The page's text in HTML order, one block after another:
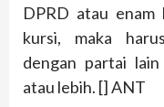
DPRD atau enam
kursi, maka
dengan partai
atau lebih. [] ANT